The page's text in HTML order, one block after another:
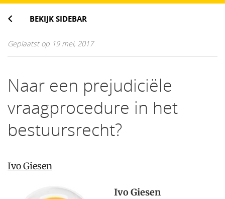
inhoud
BEKIJK SIDEBAR
Geplaatst op 19 mei, 2017
Naar een prejudiciële
vraagprocedure in het
bestuursrecht?
Ivo Giesen
Ivo Giesen